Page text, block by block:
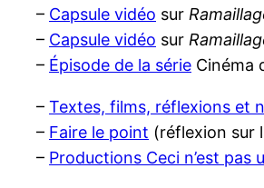
– Capsule vidéo sur
– Capsule vidéo sur
– Épisode de la série Cinéma
– Textes, films, réflexions et
– Faire le point (réflexion sur
– Productions Ceci n’est pas